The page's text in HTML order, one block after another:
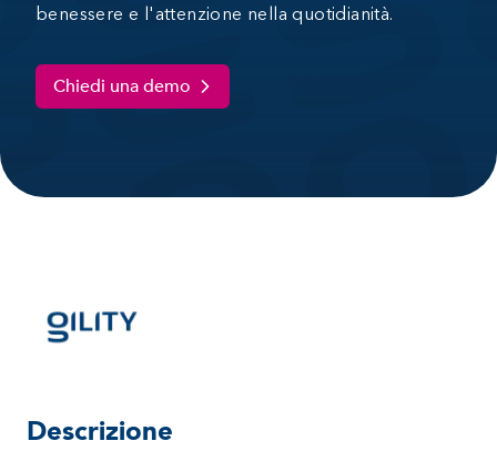
benessere e l'attenzione nella quotidianità.
Chiedi una demo
Descrizione